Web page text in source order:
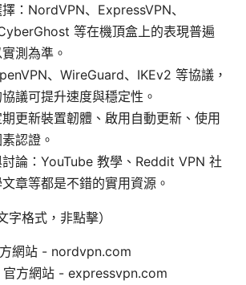
：NordVPN、ExpressVPN、
等在機頂盒上的表現普遍
測為準。
、WireGuard、IKEv2 等協議，
議可提升速度與穩定性。
更新裝置韌體、啟用自動更新、使用
認證。
論：YouTube 教學、Reddit VPN 社
章等都是不錯的實用資源。
字格式，非點擊）
網站 - nordvpn.com
官方網站 - expressvpn.com